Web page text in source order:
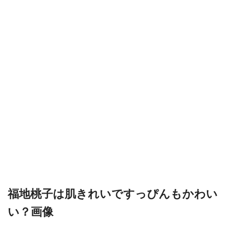
福地桃子は肌きれいですっぴんもかわい
い？画像